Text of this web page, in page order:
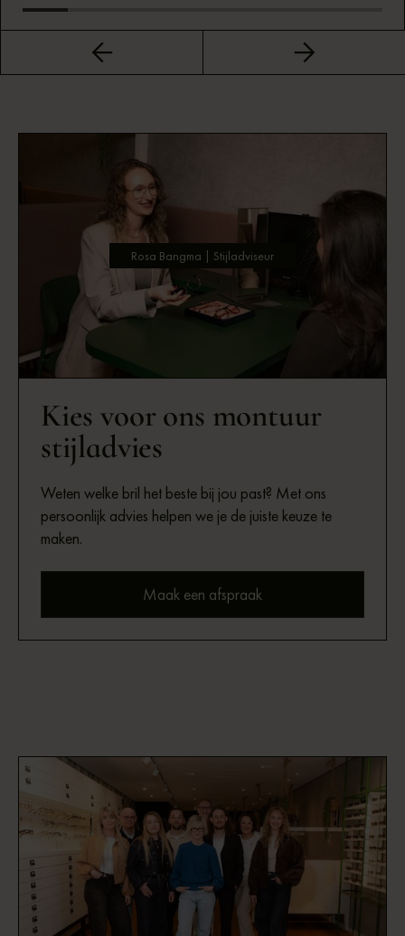
Kies voor ons montuur
stijladvies
Weten welke bril het beste bij jou past? Met ons
persoonlijk advies helpen we je de juiste keuze te
maken.
Maak een afspraak
Rosa Bangma | Stijladviseur